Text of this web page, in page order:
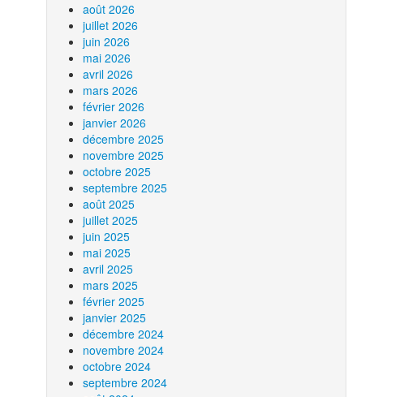
août 2026
juillet 2026
juin 2026
mai 2026
avril 2026
mars 2026
février 2026
janvier 2026
décembre 2025
novembre 2025
octobre 2025
septembre 2025
août 2025
juillet 2025
juin 2025
mai 2025
avril 2025
mars 2025
février 2025
janvier 2025
décembre 2024
novembre 2024
octobre 2024
septembre 2024